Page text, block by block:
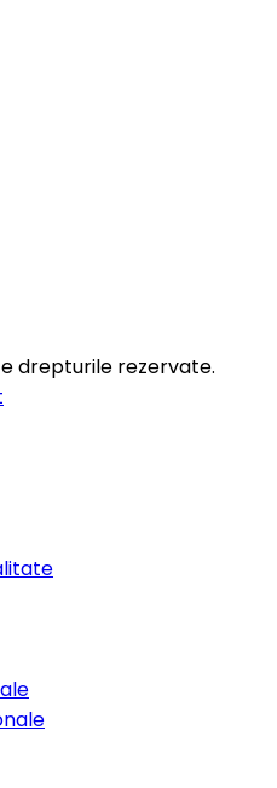
drepturile rezervate.